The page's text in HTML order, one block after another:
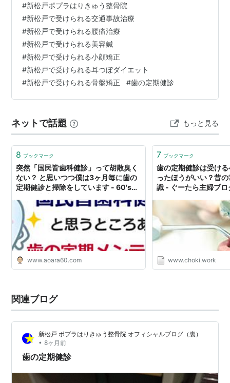
なってから慌てても手遅れ。 祖母の言いつけを守って、
歯の状態はマメにチェックしてもらってます。 徹底した
問診と検査で痛みの原因を突き止め治します！ポプラは
りきゅう整骨院〒270-0034 千葉県松戸市新松戸3-304
ＴＥＬ ０４７－７１０－２８６１ホームページ
http://popu…
#新松戸ポプラはりきゅう整骨院
#新松戸で受けられる交通事故治療
#新松戸で受けられる腰痛治療
#新松戸で受けられる美容鍼
#新松戸で受けられる小顔矯正
#新松戸で受けられる耳つぼダイエット
#新松戸で受けられる骨盤矯正 #歯の定期健診
ネットで話題 もっと見る
8 ブックマーク
突然「国民皆歯科健診」って胡散臭く
ない？ と思いつつ僕は3ヶ月毎に歯の
定期健診と掃除をしています - 60'sア
www.aoara60.com
7 ブックマーク
歯の定期健診は受け
ったほうがいい？昔
識 - ぐーたら主婦ブ
www.choki.work
関連ブログ
新松戸 ポプラはりきゅう整骨院 オフィシャルブログ（裏）
• 8ヶ月前
歯の定期健診